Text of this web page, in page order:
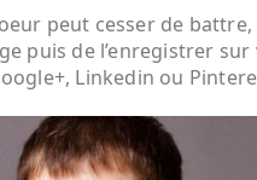
peut cesser de
puis de l’enregistrer
Linkedin ou